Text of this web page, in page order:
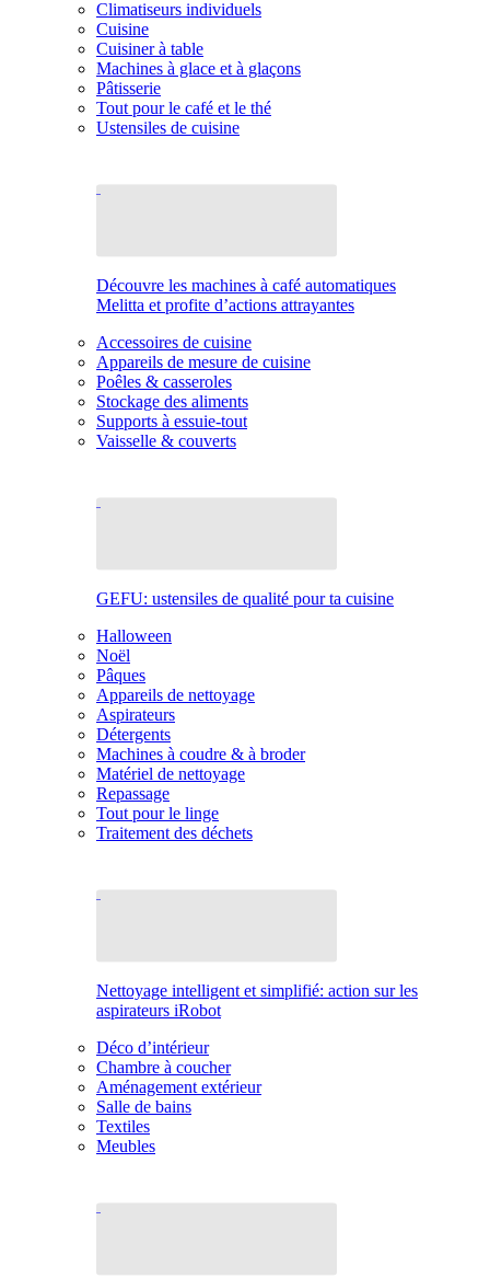
Climatiseurs individuels
Cuisine
Cuisiner à table
Machines à glace et à glaçons
Pâtisserie
Tout pour le café et le thé
Ustensiles de cuisine
Découvre les machines à café automatiques
Melitta et profite d’actions attrayantes
Accessoires de cuisine
Appareils de mesure de cuisine
Poêles & casseroles
Stockage des aliments
Supports à essuie-tout
Vaisselle & couverts
GEFU: ustensiles de qualité pour ta cuisine
Halloween
Noël
Pâques
Appareils de nettoyage
Aspirateurs
Détergents
Machines à coudre & à broder
Matériel de nettoyage
Repassage
Tout pour le linge
Traitement des déchets
Nettoyage intelligent et simplifié: action sur les
aspirateurs iRobot
Déco d’intérieur
Chambre à coucher
Aménagement extérieur
Salle de bains
Textiles
Meubles